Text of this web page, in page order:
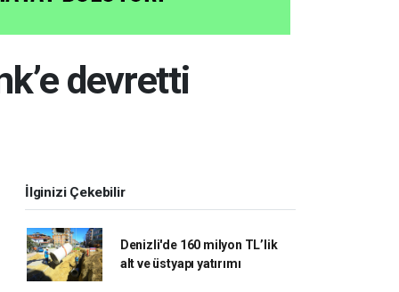
devretti
İlginizi Çekebilir
Denizli'de 160 milyon TL’lik
alt ve üstyapı yatırımı